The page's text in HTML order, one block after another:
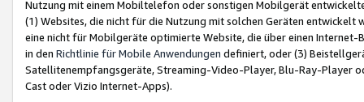
Nutzung mit einem Mobiltelefon oder sonstigen Mobilgerät
(1) Websites, die nicht für die Nutzung mit solchen Geräten
eine nicht für Mobilgeräte optimierte Website, die über einen
in den Richtlinie für Mobile Anwendungen definiert, oder (3)
Satellitenempfangsgeräte, Streaming-Video-Player, Blu-Ray-Player
Cast oder Vizio Internet-Apps).